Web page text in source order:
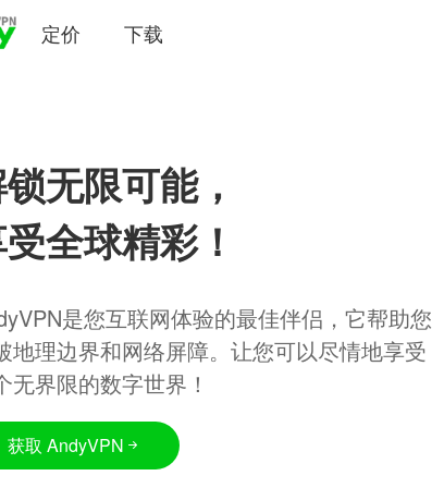
定价 下载
无限可能，
全球精彩！
是您互联网体验的最佳伴侣，它帮助您
地理边界和网络屏障。让您可以尽情地享受
无界限的数字世界！
获取 AndyVPN